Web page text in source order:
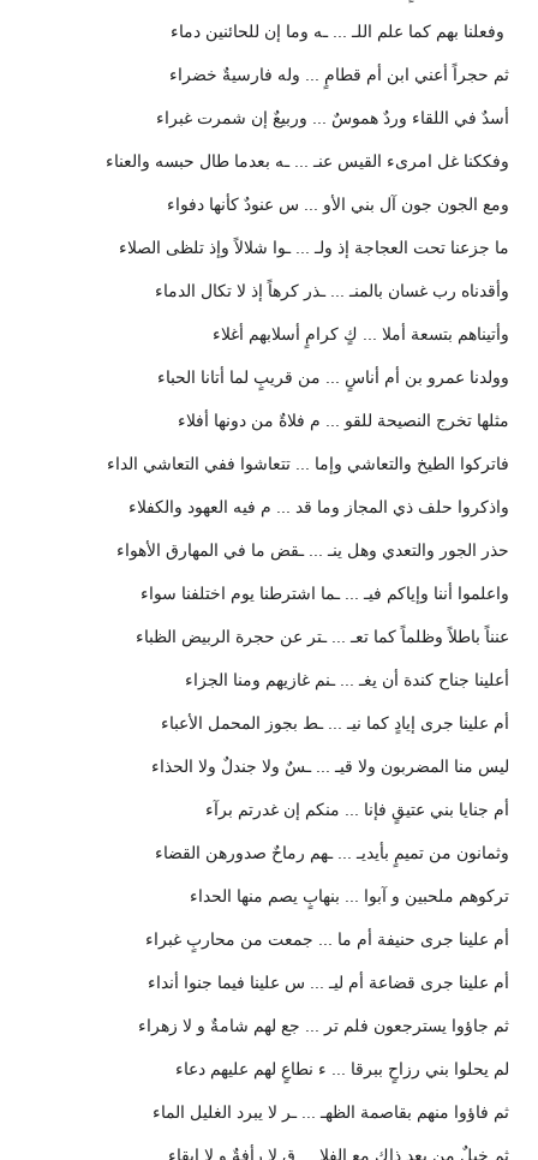
‌‌‌‌‌‌‌‌‌‌‌‌‌‌‌‌‌‌‌‌‌‌‌‌‌‌ وفعلنا بهم كما علم اللـ ... ـه وما إن للحائنين دماء
ثم حجراً أعني ابن أم قطامٍ ... وله فارسيةٌ خضراء
أسدٌ في اللقاء وردٌ هموسٌ ... وربيعٌ إن شمرت غبراء
وفككنا غل امرىء القيس عنـ ... ـه بعدما طال حبسه والعناء
ومع الجون جون آل بني الأو ... س عنودٌ كأنها دفواء
ما جزعنا تحت العجاجة إذ ولـ ... ـوا شلالاً وإذ تلظى الصلاء
وأقدناه رب غسان بالمنـ ... ـذر كرهاً إذ لا تكال الدماء
وأتيناهم بتسعة أملا ... كٍ كرامٍ أسلابهم أغلاء
وولدنا عمرو بن أم أناسٍ ... من قريبٍ لما أتانا الحباء
مثلها تخرج النصيحة للقو ... م فلاةٌ من دونها أفلاء
فاتركوا الطيخ والتعاشي وإما ... تتعاشوا ففي التعاشي الداء
واذكروا حلف ذي المجاز وما قد ... م فيه العهود والكفلاء
حذر الجور والتعدي وهل ينـ ... ـقض ما في المهارق الأهواء
واعلموا أننا وإياكم فيـ ... ـما اشترطنا يوم اختلفنا سواء
عنناً باطلاً وظلماً كما تعـ ... ـتر عن حجرة الربيض الظباء
أعلينا جناح كندة أن يغـ ... ـنم غازيهم ومنا الجزاء
أم علينا جرى إيادٍ كما نيـ ... ـط بجوز المحمل الأعباء
ليس منا المضربون ولا قيـ ... ـسٌ ولا جندلٌ ولا الحذاء
أم جنايا بني عتيقٍ فإنا ... منكم إن غدرتم برآء
وثمانون من تميمٍ بأيديـ ... ـهم رماحٌ صدورهن القضاء
تركوهم ملحبين و آبوا ... بنهابٍ يصم منها الحداء
أم علينا جرى حنيفة أم ما ... جمعت من محاربٍ غبراء
أم علينا جرى قضاعة أم ليـ ... س علينا فيما جنوا أنداء
ثم جاؤوا يسترجعون فلم تر ... جع لهم شامةٌ و لا زهراء
لم يحلوا بني رزاحٍ ببرقا ... ء نطاعٍ لهم عليهم دعاء
ثم فاؤوا منهم بقاصمة الظهـ ... ـر لا يبرد الغليل الماء
ثم خيلٌ من بعد ذاك مع الفلا ... ق لا رأفةٌ و لا إبقاء